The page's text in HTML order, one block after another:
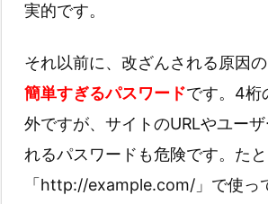
実的です。
それ以前に、改ざんされる原因
簡単すぎるパスワードです。4桁
外ですが、サイトのURLやユー
れるパスワードも危険です。たと
「http://example.com/」で使っ